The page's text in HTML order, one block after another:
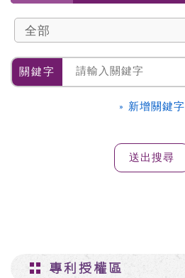
關鍵字
» 新增關鍵字
專利授權區